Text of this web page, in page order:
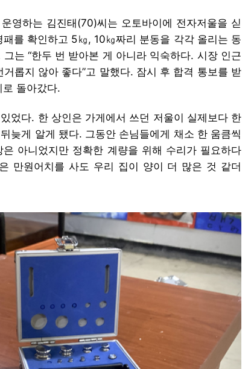
영하는 김진태(70)씨는 오토바이에 전자저울을 싣
를 확인하고 5㎏, 10㎏짜리 분동을 각각 올리는 동
는 “한두 번 받아본 게 아니라 익숙하다. 시장 인근
롭지 않아 좋다”고 말했다. 잠시 후 합격 통보를 받
돌아갔다.
었다. 한 상인은 가게에서 쓰던 저울이 실제보다 한
늦게 알게 됐다. 그동안 손님들에게 채소 한 움큼씩
아니었지만 정확한 계량을 위해 수리가 필요하다
만원어치를 사도 우리 집이 양이 더 많은 것 같더